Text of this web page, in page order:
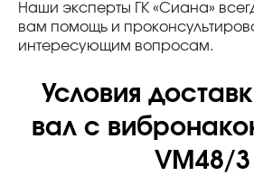
Наши эксперты ГК «Сиана»
вам помощь и
интересующим вопросам.
Условия
вал с
VM48/3